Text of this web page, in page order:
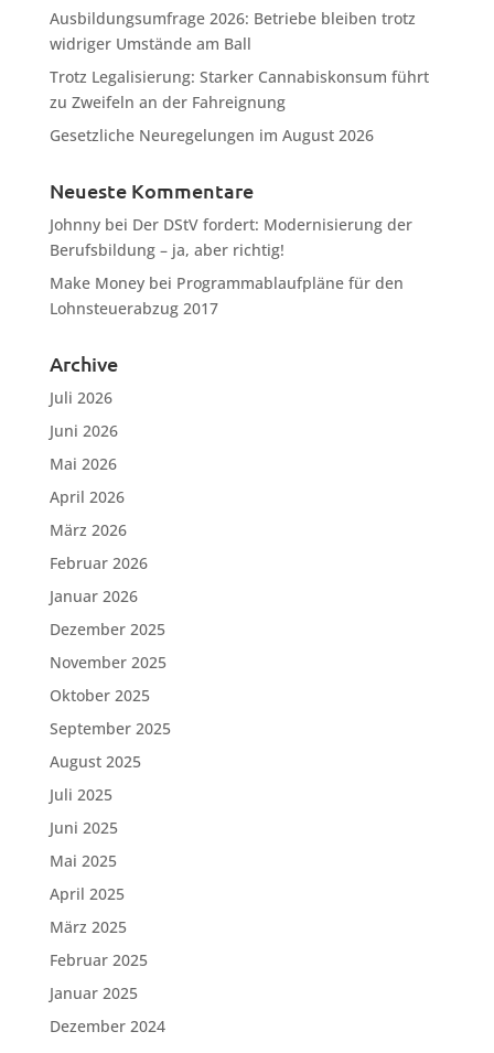
Ausbildungsumfrage 2026: Betriebe bleiben trotz
widriger Umstände am Ball
Trotz Legalisierung: Starker Cannabiskonsum führt
zu Zweifeln an der Fahreignung
Gesetzliche Neuregelungen im August 2026
Neueste Kommentare
Johnnybei Der DStV fordert: Modernisierung der
Berufsbildung – ja, aber richtig!
Make Moneybei Programmablaufpläne für den
Lohnsteuerabzug 2017
Archive
Juli 2026
Juni 2026
Mai 2026
April 2026
März 2026
Februar 2026
Januar 2026
Dezember 2025
November 2025
Oktober 2025
September 2025
August 2025
Juli 2025
Juni 2025
Mai 2025
April 2025
März 2025
Februar 2025
Januar 2025
Dezember 2024